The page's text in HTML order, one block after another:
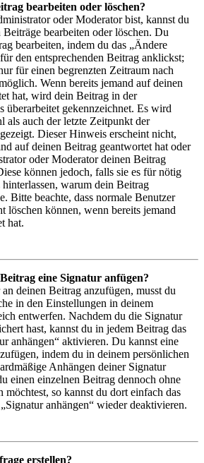
bearbeiten oder löschen?
oder Moderator bist, kannst du
Beiträge bearbeiten oder löschen. Du
bearbeiten, indem du das „Ändere
den entsprechenden Beitrag anklickst;
für einen begrenzten Zeitraum nach
Wenn bereits jemand auf deinen
hat, wird dein Beitrag in der
überarbeitet gekennzeichnet. Es wird
als auch der letzte Zeitpunkt der
Dieser Hinweis erscheint nicht,
auf deinen Beitrag geantwortet hat oder
oder Moderator deinen Beitrag
können jedoch, falls sie es für nötig
warum dein Beitrag
Bitte beachte, dass normale Benutzer
löschen können, wenn bereits jemand
hat.
eine Signatur anfügen?
deinen Beitrag anzufügen, musst du
in den Einstellungen in deinem
entwerfen. Nachdem du die Signatur
hast, kannst du in jedem Beitrag das
anhängen“ aktivieren. Du kannst eine
indem du in deinem persönlichen
Anhängen deiner Signatur
einen einzelnen Beitrag dennoch ohne
möchtest, so kannst du dort einfach das
anhängen“ wieder deaktivieren.
erstellen?